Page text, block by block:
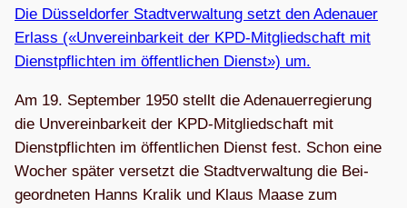
Die Düs­sel­dor­fer Stadt­ver­wal­tung setzt den Ade­nauer
Erlass («Unver­ein­bar­keit der KPD-Mit­glied­schaft mit
Dienst­pflich­ten im öffent­li­chen Dienst») um.
Am 19. Sep­tem­ber 1950 stellt die Ade­nau­er­re­gie­rung
die Unver­ein­bar­keit der KPD-Mit­glied­schaft mit
Dienst­pflich­ten im öffent­li­chen Dienst fest. Schon eine
Wocher spä­ter ver­setzt die Stadt­ver­wal­tung die Bei­
geord­ne­ten Hanns Kra­lik und Klaus Maase zum